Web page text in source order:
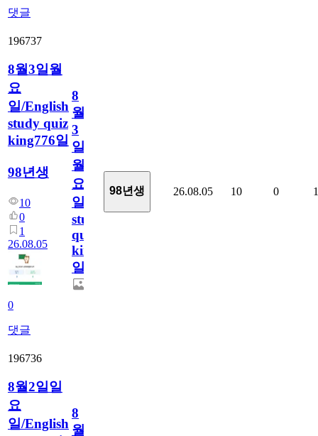
댓글
196737
8월3일월
요
일/English
study quiz
king776일
98년생
10
0
1
26.08.05
0
댓글
8
월
3
일
월
요
일/English
study
quiz
king776
일
98년생 26.08.05 10 0 1
196736
8월2일일
요
일/English
8
월